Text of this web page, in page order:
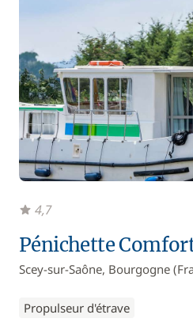
Pénichette
Scey-sur-Saône, Bourgogne
Propulseur d'étrave
4,7